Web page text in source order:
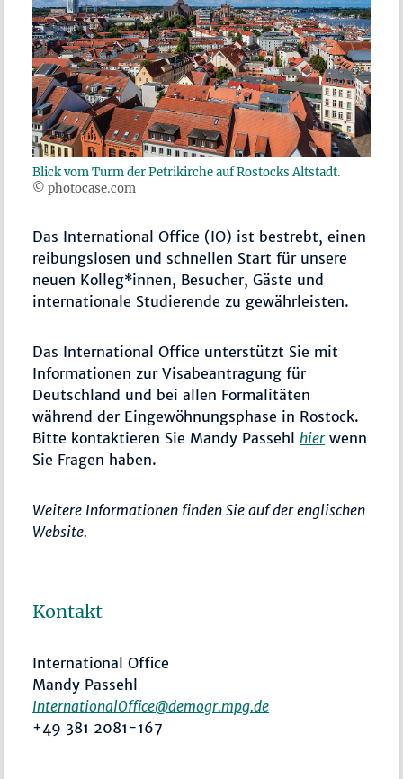
Blick vom Turm der Petrikirche auf Rostocks Altstadt.
© photocase.com
Das International Office (IO) ist bestrebt, einen
reibungslosen und schnellen Start für unsere
neuen Kolleg*innen, Besucher, Gäste und
internationale Studierende zu gewährleisten.
Das International Office unterstützt Sie mit
Informationen zur Visabeantragung für
Deutschland und bei allen Formalitäten
während der Eingewöhnungsphase in Rostock.
Bitte kontaktieren Sie Mandy Passehlhierwenn
Sie Fragen haben.
Weitere Informationen finden Sie auf der englischen
Website.
Kontakt
International Office
Mandy Passehl
InternationalOffice@demogr.mpg.de
+49 381 2081-167